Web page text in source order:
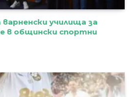
училища за
в общински спортни